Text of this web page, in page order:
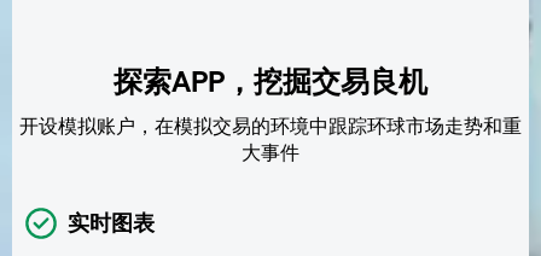
探索APP，挖掘交易良机
开设模拟账户，在模拟交易的环境中跟踪环球市场走势和重
大事件
实时图表